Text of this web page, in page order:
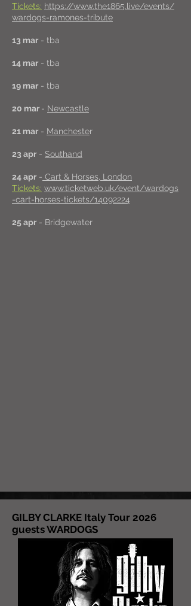
Tickets: https://www.the1865.live/events/
wardogs-ramones-tribute
13 mar- tba
14 mar- tba
19 mar- tba
20 mar- Newcastle
21 mar- Manchester
23 apr- Southand
24 apr- Cart & Horses, London
Tickets: www.ticketweb.uk/event/wardogs
-cart-horses-tickets/14092224
25 apr- Bridgewater
GILBY CLARKE Italy Tour 2026
guests WARDOGS